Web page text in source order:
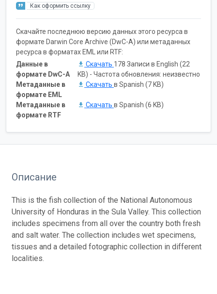
Как оформить ссылку
Скачайте последнюю версию данных этого ресурса в
формате Darwin Core Archive (DwC-A) или метаданных
ресурса в форматах EML или RTF:
Данные в
формате DwC-A
Скачать 178 Записи в English (22
KB) - Частота обновления: неизвестно
Метаданные в
формате EML
Скачать в Spanish (7 KB)
Метаданные в
формате RTF
Скачать в Spanish (6 KB)
Описание
This is the fish collection of the National Autonomous
University of Honduras in the Sula Valley. This collection
includes specimens from all over the country both fresh
and salt water. The collection includes wet specimens,
tissues and a detailed fotographic collection in different
localities.